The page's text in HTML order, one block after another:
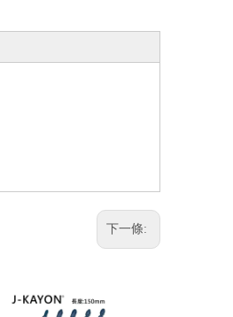
下一條: